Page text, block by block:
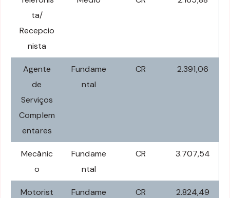
ta/
Recepcio
nista
Agente
de
Serviços
Complem
entares
Fundame
ntal
CR 2.391,06
Mecânic
o
Fundame
ntal
CR 3.707,54
Motorist
Fundame
CR 2.824,49